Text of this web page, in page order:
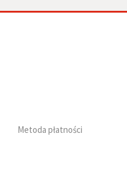
Metoda płatności